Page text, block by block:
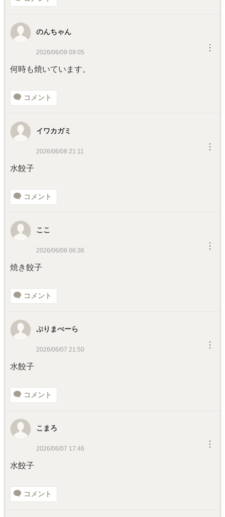
のんちゃん
2026/06/09 09:05 ︙
何時も焼いています。
コメント
イワカガミ
2026/06/08 21:11 ︙
水餃子
コメント
ここ
2026/06/08 06:36 ︙
焼き餃子
コメント
ぷりまべーら
2026/06/07 21:50 ︙
水餃子
コメント
こまろ
2026/06/07 17:46 ︙
水餃子
コメント